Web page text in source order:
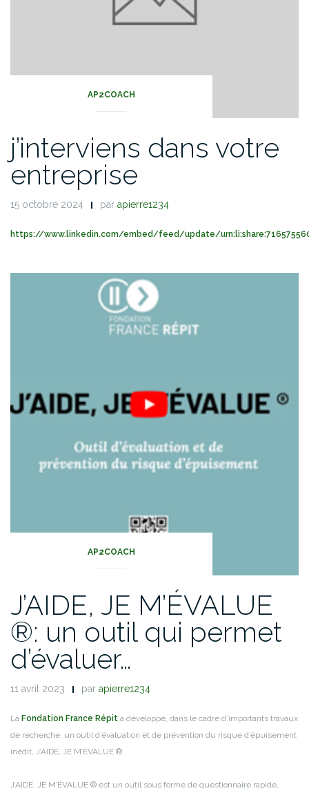
AP2COACH
j’interviens dans votre
entreprise
15 octobre 2024 par apierre1234
https://www.linkedin.com/embed/feed/update/
AP2COACH
J’AIDE, JE M’ÉVALUE
®: un outil qui permet
d’évaluer…
11 avril 2023 par apierre1234
La Fondation France Répit a développé, dans le cadre d’importants travaux
de recherche, un outil d’évaluation et de prévention du risque d’épuisement
inédit, J’AIDE, JE M’ÉVALUE ®.
J’AIDE, JE M’ÉVALUE ® est un outil sous forme de questionnaire rapide,